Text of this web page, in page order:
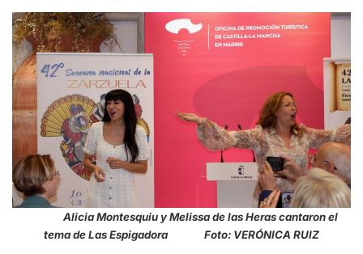
Alicia Montesquiu y Melissa de las Heras cantaron el
tema de Las Espigadora Foto: VERÓNICA RUIZ